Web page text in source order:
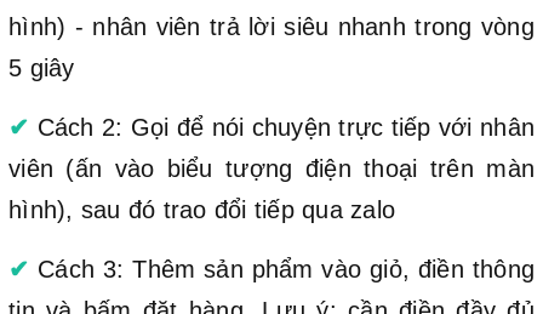
hình) - nhân viên trả lời siêu nhanh trong vòng
5 giây
✔ Cách 2: Gọi để nói chuyện trực tiếp với nhân
viên (ấn vào biểu tượng điện thoại trên màn
hình), sau đó trao đổi tiếp qua zalo
✔ Cách 3: Thêm sản phẩm vào giỏ, điền thông